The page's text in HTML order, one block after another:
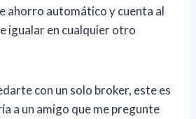
ahorro automático y cuenta al
igualar en cualquier otro
con un solo broker, este es
a un amigo que me pregunte